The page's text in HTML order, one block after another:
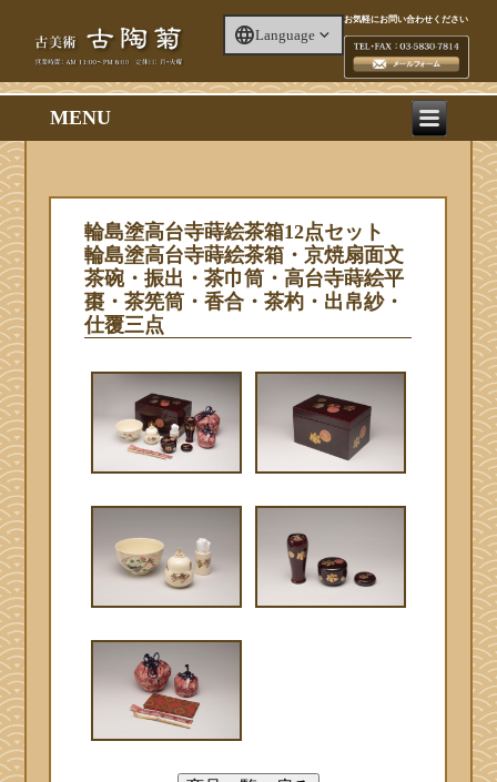
Language
お気軽にお問い合わせください
MENU
輪島塗高台寺蒔絵茶箱12点セット
輪島塗高台寺蒔絵茶箱・京焼扇面文
茶碗・振出・茶巾筒・高台寺蒔絵平
棗・茶筅筒・香合・茶杓・出帛紗・
仕覆三点